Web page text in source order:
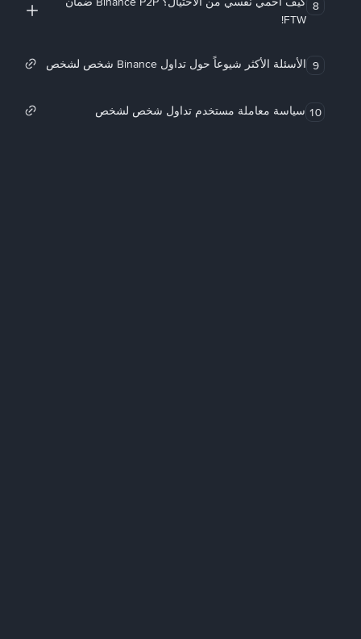
8
FTW!
9 الأسئلة الأكثر شيوعاً حول تداول Binance شخص لشخص
10 سياسة معاملة مستخدم تداول شخص لشخص